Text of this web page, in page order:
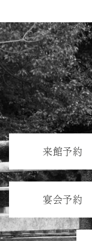
来館予約
宴会予約